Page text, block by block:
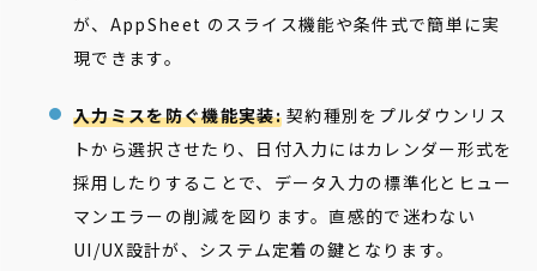
が、AppSheet のスライス機能や条件式で簡単に実
現できます。
入力ミスを防ぐ機能実装:契約種別をプルダウンリス
トから選択させたり、日付入力にはカレンダー形式を
採用したりすることで、データ入力の標準化とヒュー
マンエラーの削減を図ります。直感的で迷わない
UI/UX設計が、システム定着の鍵となります。